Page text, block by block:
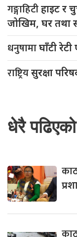
गङ्गाहिटीहाइट र
जोखिम, घर तथा
धनुषामाघाँटी
राष्ट्रियसुरक्षा
धेरै पढिएको